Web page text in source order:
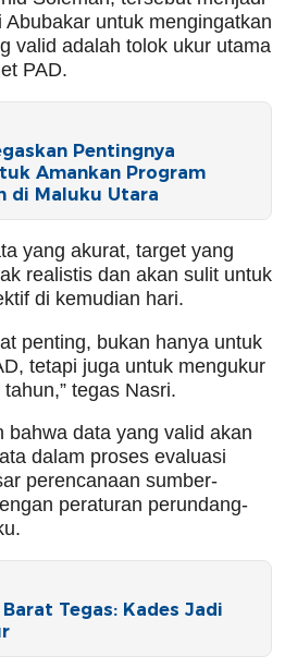
untuk mengingatkan
valid adalah tolok ukur utama
PAD.
Pentingnya
Amankan Program
di Maluku Utara
yang akurat, target yang
realistis dan akan sulit untuk
di kemudian hari.
penting, bukan hanya untuk
tetapi juga untuk mengukur
tegas Nasri.
bahwa data yang valid akan
dalam proses evaluasi
perencanaan sumber-
peraturan perundang-
Tegas: Kades Jadi